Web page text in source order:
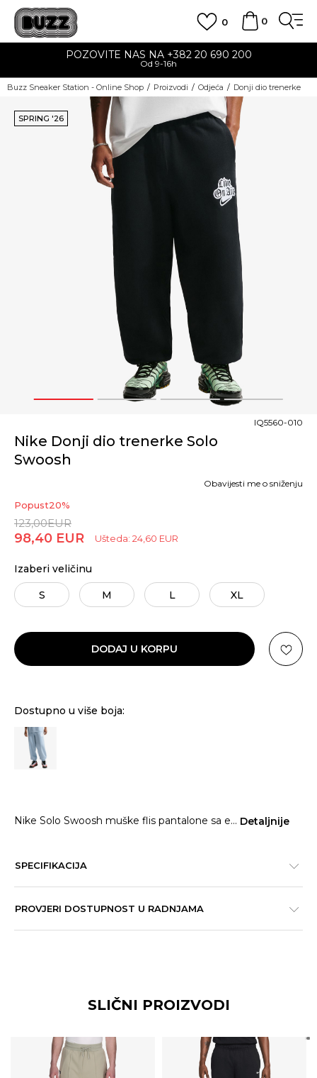
0
0
POZOVITE NAS NA +382 20 690 200
Od 9-16h
Buzz Sneaker Station - Online Shop Proizvodi Odjeća Donji dio trenerke
1 2 3 4
SPRING '26
Nike Donji dio trenerke Solo
Swoosh
IQ5560-010
Popust20%
123,00EUR
98,40 EUR Ušteda: 24,60 EUR
Obavijesti me o sniženju
Izaberi veličinu
S M L XL
DODAJ U KORPU
Dostupno u više boja:
Nike Solo Swoosh muške flis pantalone sa e... Detaljnije
SPECIFIKACIJA
PROVJERI DOSTUPNOST U RADNJAMA
SLIČNI PROIZVODI